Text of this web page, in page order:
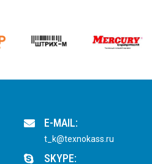
E-MAIL:
t_k@texnokass.ru
SKYPE: